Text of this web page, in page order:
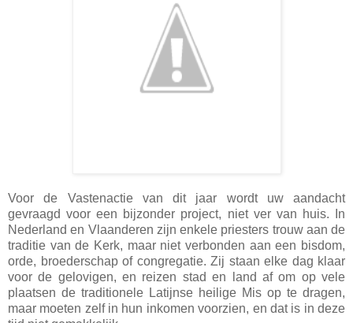
Voor de Vastenactie van dit jaar wordt uw aandacht
gevraagd voor een bijzonder project, niet ver van huis. In
Nederland en Vlaanderen zijn enkele priesters trouw aan de
traditie van de Kerk, maar niet verbonden aan een bisdom,
orde, broederschap of congregatie. Zij staan elke dag klaar
voor de gelovigen, en reizen stad en land af om op vele
plaatsen de traditionele Latijnse heilige Mis op te dragen,
maar moeten zelf in hun inkomen voorzien, en dat is in deze